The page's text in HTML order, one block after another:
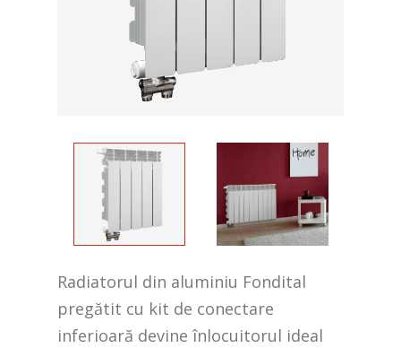
Radiatorul din aluminiu Fondital
pregătit cu kit de conectare
inferioară devine înlocuitorul ideal